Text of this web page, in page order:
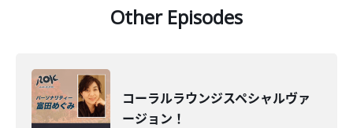
Other Episodes
コーラルラウンジスペシャルヴァ
ージョン！